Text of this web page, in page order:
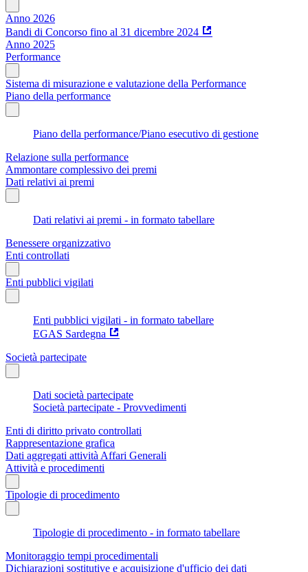
Anno 2026
Bandi di Concorso fino al 31 dicembre 2024
Anno 2025
Performance
Sistema di misurazione e valutazione della Performance
Piano della performance
Piano della performance/Piano esecutivo di gestione
Relazione sulla performance
Ammontare complessivo dei premi
Dati relativi ai premi
Dati relativi ai premi - in formato tabellare
Benessere organizzativo
Enti controllati
Enti pubblici vigilati
Enti pubblici vigilati - in formato tabellare
EGAS Sardegna
Società partecipate
Dati società partecipate
Società partecipate - Provvedimenti
Enti di diritto privato controllati
Rappresentazione grafica
Dati aggregati attività Affari Generali
Attività e procedimenti
Tipologie di procedimento
Tipologie di procedimento - in formato tabellare
Monitoraggio tempi procedimentali
Dichiarazioni sostitutive e acquisizione d'ufficio dei dati